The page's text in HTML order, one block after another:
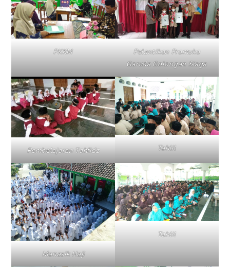
PKKM
Pelantikan Pramuka
Garuda Golongan Siaga
Pembelajaran Tahfidz Tahlil
Manasik Haji
Tahlil